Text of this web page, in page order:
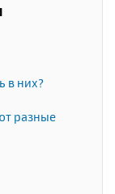
в них?
разные